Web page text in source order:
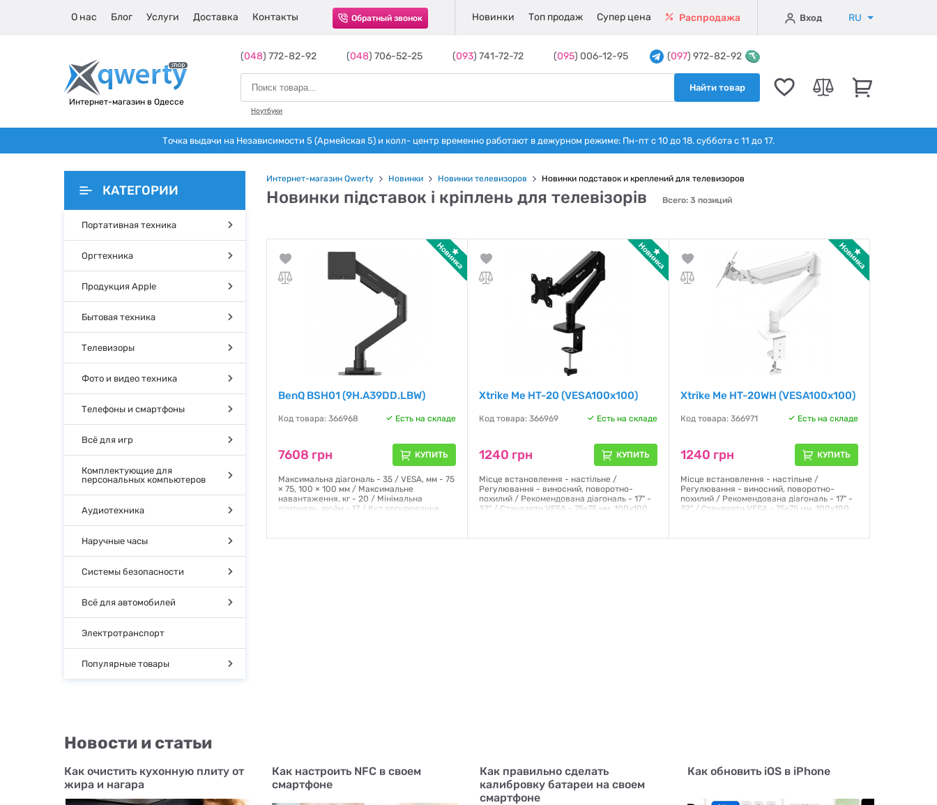
О нас Блог Услуги Доставка Контакты Обратный звонок Новинки Топ продаж Супер цена Распродажа Вход RU
Интернет-магазин в Одессе
(048) 772-82-92 (048) 706-52-25 (093) 741-72-72 (095) 006-12-95 (097) 972-82-92
Найти товар
Ноутбуки
Точка выдачи на Независимости 5 (Армейская 5) и колл- центр временно работают в дежурном режиме: Пн-пт с 10 до 18. суббота с 11 до 17.
КАТЕГОРИИ
Портативная техника
Оргтехника
Продукция Apple
Бытовая техника
Телевизоры
Фото и видео техника
Телефоны и смартфоны
Всё для игр
Комплектующие для
персональных компьютеров
Аудиотехника
Наручные часы
Системы безопасности
Всё для автомобилей
Электротранспорт
Популярные товары
Интернет-магазин Qwerty Новинки Новинки телевизоров Новинки подставок и креплений для телевизоров
Новинки підставок і кріплень для телевізорів Всего: 3 позиций
BenQ BSH01 (9H.A39DD.LBW)
Код товара: 366968 Есть на складе
7608 грн КУПИТЬ
Максимальна діагональ - 35 / VESA, мм - 75
× 75, 100 × 100 мм / Максимальне
навантаження, кг - 20 / Мінімальна
діагональ, дюйм - 17 / Кут регулювання
кріплення на робочому столі 17-50 мм / Кут
Xtrike Me HT-20 (VESA100х100)
Код товара: 366969 Есть на складе
1240 грн КУПИТЬ
Місце встановлення - настільне /
Регулювання - виносний, поворотно-
похилий / Рекомендована діагональ - 17" -
32" / Стандарти VESA - 75х75 мм, 100х100
/
Xtrike Me HT-20WH (VESA100х100)
Код товара: 366971 Есть на складе
1240 грн КУПИТЬ
Місце встановлення - настільне /
Регулювання - виносний, поворотно-
похилий / Рекомендована діагональ - 17" -
32" / Стандарти VESA - 75х75 мм, 100х100
/
Новости и статьи
Как очистить кухонную плиту от
жира и нагара
Как настроить NFC в своем
смартфоне
Как правильно сделать
калибровку батареи на своем
смартфоне
Как обновить iOS в iPhone